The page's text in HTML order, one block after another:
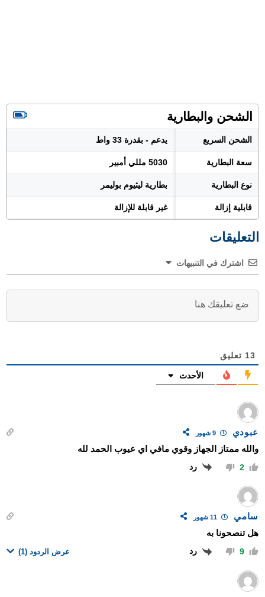
الشحن والبطارية
الشحن السريع يدعم - بقدرة 33 واط
سعة البطارية 5030 مللي أمبير
نوع البطارية بطارية ليثيوم بوليمر
قابلية إزالة غير قابلة للإزالة
التعليقات
اشترك في التنبيهات
13 تعليق
الأحدث
عبودي 9 شهور
والله ممتاز الجهاز وقوي مافي اي عيوب الحمد لله
2 رد
سامي
هل تنصحونا به
9 رد عرض الردود (1)